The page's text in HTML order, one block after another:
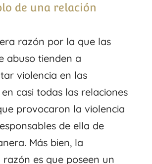
de una relación
razón por la que las
abuso tienden a
violencia en las
casi todas las relaciones
provocaron la violencia
de ella de
Más bien, la
es que poseen un